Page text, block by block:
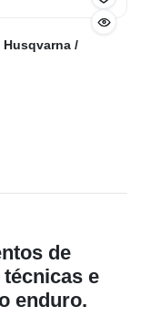
Husqvarna /
de
e
enduro.